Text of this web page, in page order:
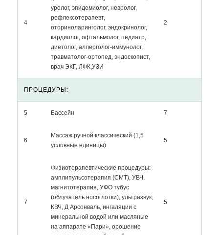
4
уролог, эпидемиолог, невролог,
рефлексотерапевт,
оториноларинголог, эндокринолог,
кардиолог, офтальмолог, педиатр,
диетолог, аллерголог-иммунолог,
травматолог-ортопед, эндоскопист,
врач ЭКГ, ЛФК,УЗИ
2
ПРОЦЕДУРЫ:
5 Бассейн 7
6
Массаж ручной классический (1,5
условные единицы)
5
7
Физиотерапевтические процедуры:
амплипульсотерапия (СМТ), УВЧ,
магнитотерапия, УФО тубус
(облучатель носоглотки), ультразвук,
КВЧ, Д Арсонваль, ингаляции с
минеральной водой или масляные
на аппарате «Пари», орошение
5